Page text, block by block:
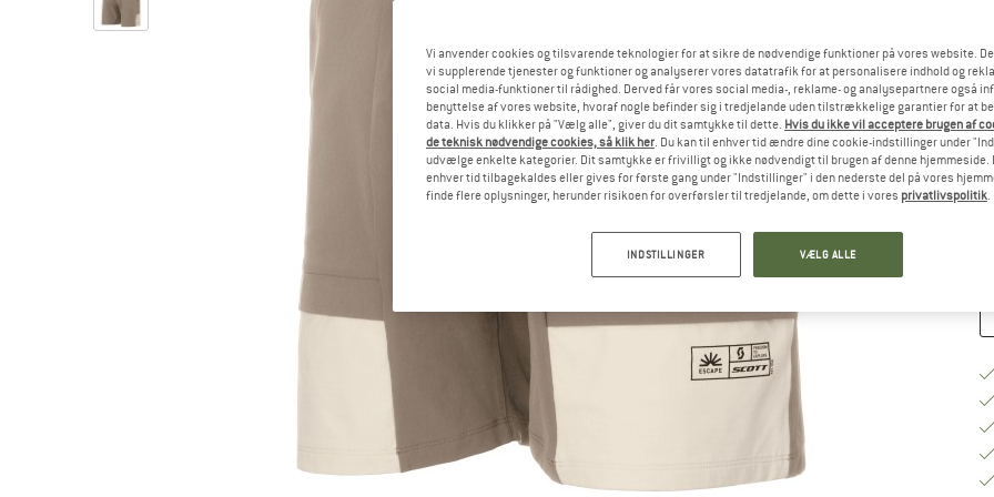
Vi anvender cookies og tilsvarende teknologier for at sikre de nødvendige funktioner på vores website.
vi supplerende tjenester og funktioner og analyserer vores datatrafik for at personalisere indhold og
social media-funktioner til rådighed. Derved får vores social media-, reklame- og analysepartnere også
benyttelse af vores website, hvoraf nogle befinder sig i tredjelande uden tilstrækkelige garantier for at
data. Hvis du klikker på "Vælg alle", giver du dit samtykke til dette. Hvis du ikke vil acceptere brugen af
de teknisk nødvendige cookies, så klik her. Du kan til enhver tid ændre dine cookie-indstillinger under
udvælge enkelte kategorier. Dit samtykke er frivilligt og ikke nødvendigt til brugen af denne hjemmeside.
enhver tid tilbagekaldes eller gives for første gang under "Indstillinger" i den nederste del på vores
finde flere oplysninger, herunder risikoen for overførsler til tredjelande, om dette i vores privatlivspolitik.
INDSTILLINGER VÆLG ALLE